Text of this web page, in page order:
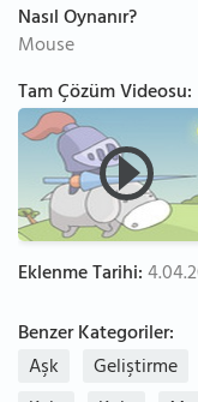
Nasıl Oynanır?
Mouse
Tam Çözüm Videosu:
Eklenme Tarihi:
Benzer Kategoriler:
Aşk
Geliştirme